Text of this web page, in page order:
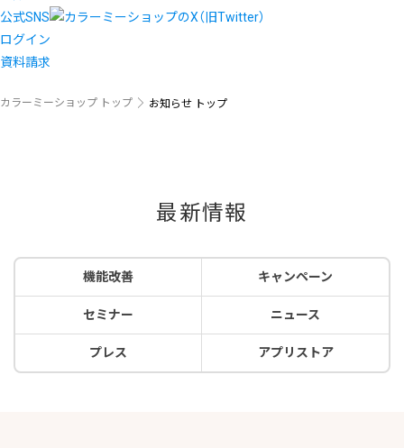
公式SNS
ログイン
資料請求
カラーミーショップ トップ お知らせ トップ
最新情報
機能改善 キャンペーン
セミナー ニュース
プレス アプリストア